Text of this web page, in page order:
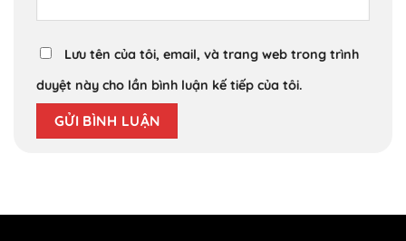
Lưu tên của tôi, email, và trang web trong trình
duyệt này cho lần bình luận kế tiếp của tôi.